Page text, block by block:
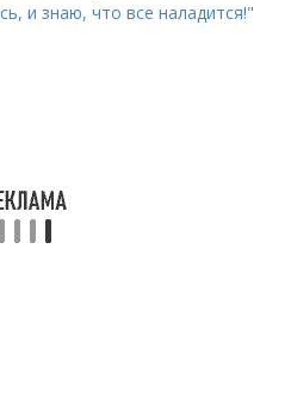
и знаю, что все наладится!"